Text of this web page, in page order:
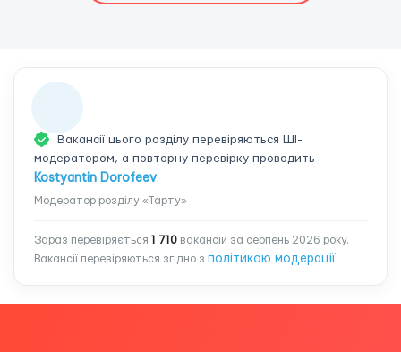
Вакансії цього розділу перевіряються ШІ-
модератором, а повторну перевірку проводить
Kostyantin Dorofeev.
Модератор розділу «Тарту»
Зараз перевіряється 1 710 вакансій за серпень 2026 року.
Вакансії перевіряються згідно з політикою модерації.